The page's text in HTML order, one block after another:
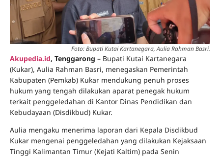
Foto: Bupati Kutai Kartanegara, Aulia Rahman Basri.
Akupedia.id, Tenggarong – Bupati Kutai Kartanegara
(Kukar), Aulia Rahman Basri, menegaskan Pemerintah
Kabupaten (Pemkab) Kukar mendukung penuh proses
hukum yang tengah dilakukan aparat penegak hukum
terkait penggeledahan di Kantor Dinas Pendidikan dan
Kebudayaan (Disdikbud) Kukar.
Aulia mengaku menerima laporan dari Kepala Disdikbud
Kukar mengenai penggeledahan yang dilakukan Kejaksaan
Tinggi Kalimantan Timur (Kejati Kaltim) pada Senin